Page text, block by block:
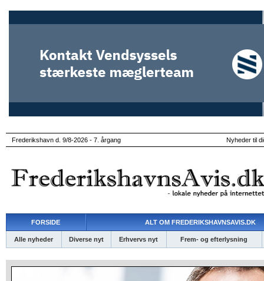
Frederikshavn d. 9/8-2026 - 7. årgang Nyheder til
FORSIDE ALT OM FREDERIKSHAVNSAVIS.DK
Alle nyheder Diverse nyt Erhvervs nyt Frem- og efterlysning